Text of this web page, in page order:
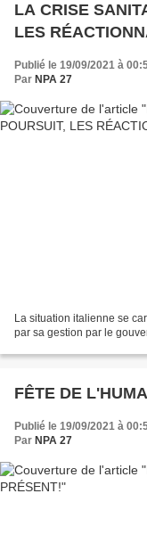
LA CRISE
LES
Publié le 19/09/2021 à
Par NPA 27
La situation italienne se
par sa gestion par le
FÊTE DE
Publié le 19/09/2021 à
Par NPA 27